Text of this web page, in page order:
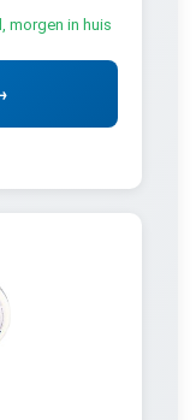
morgen in huis